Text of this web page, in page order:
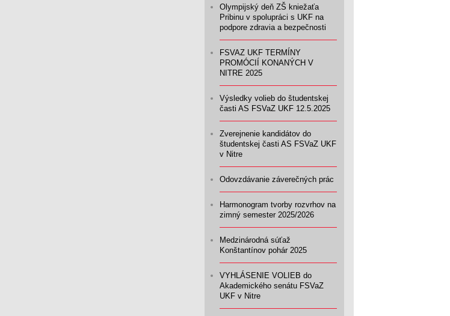
Olympijský deň ZŠ kniežaťa
Pribinu v spolupráci s UKF na
podpore zdravia a bezpečnosti
FSVAZ UKF TERMÍNY
PROMÓCIÍ KONANÝCH V
NITRE 2025
Výsledky volieb do študentskej
časti AS FSVaZ UKF 12.5.2025
Zverejnenie kandidátov do
študentskej časti AS FSVaZ UKF
v Nitre
Odovzdávanie záverečných prác
Harmonogram tvorby rozvrhov na
zimný semester 2025/2026
Medzinárodná súťaž
Konštantínov pohár 2025
VYHLÁSENIE VOLIEB do
Akademického senátu FSVaZ
UKF v Nitre